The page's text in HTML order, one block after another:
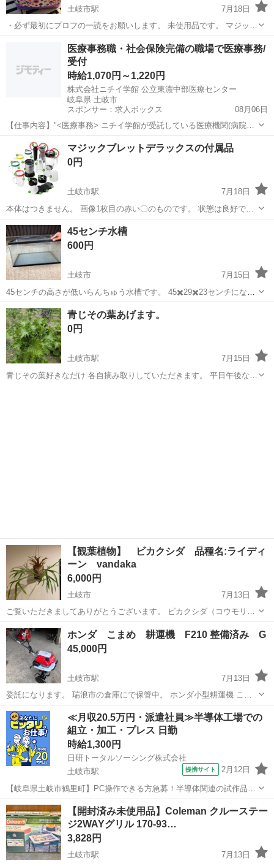
土岐市駅
7月18日
・必ず最初にプロフの一読をお願いします。 未使用品です。 マジック
テープ式なので中の仕切りは取り外せます。 ・お値下げ交渉は受け付
けておりません。
土岐市 土岐市駅 家庭用品 エコバッグ
医療事務職・社会保険完備の職場で医療事務/
受付
時給1,070円～1,220円
株式会社ニチイ学館 公立東濃中部医療センター
岐阜県 土岐市
スポンサー：求人ボックス
08月06日
【仕事内容】"<医療事務> ニチイ学館が受託している医療機関(病院・
クリニック)での事務のお仕事です。 「医療事務」といっても、受付や
会計、案内、診療報酬請求に関する業務(レセプト点検・算定等)、デー
タ入力等、就業先によって仕事内...
アルバイト・パート
マジックブレットデラックスの付属品
0円
土岐市駅
7月18日
本体はつきません。 画像1枚目の赤い〇のものです。 状態は良好で
す。
岐阜 土岐市 土岐市駅 調理器具
45センチ水槽
600円
土岐市
7月15日
45センチの高さが低いらんちゅう水槽です。 45✖️29✖️23センチになり
ます。 6個あるので複数購入も歓迎します。 発送はしませんので、取
りに来れる方のみお願い致します
岐阜 土岐市 水槽
青じその葉あげます。
0円
土岐市駅
7月15日
青じその葉好きなだけ 各自摘み取りしていただきます。 平日午後なら
【観葉植物】 ビカクシダ 品種名:ライディ
ーン vandaka
6,000円
土岐市
7月13日
ご覧いただきましてありがとうございます。 ビカクシダ（コウモリラ
ン） 品種名：ライディーン ビカクシダ専門店のvandaka plantsにて購
入したライディーンの子株をお譲りしたいと思います。自宅スペース
がいっぱいいっ...
岐阜 土岐市 家庭用品
ホンダ こまめ 耕運機 F210 整備済み G
45,000円
土岐市駅
7月13日
委託になります。 瑞浪市の倉庫にで保管中。 ホンダ小型耕運機 こま
めF210型 女性、年配の方でも使いやすいモデルです。 オイル交換 オ
イルシール交換(2箇所) してあります。 リコイル1発始動、異音なく調
子良いです。...
岐阜 土岐市 土岐市駅 その他 耕運機
≪月収20.5万円・派遣社員≫半導体工場での
組立・加工・プレス 日勤
時給1,300円
日研トータルソーシング株式会社
土岐市駅
提携サイト 2月12日
【岐阜県土岐市鶴里町】PC操作できる方急募！半導体関連の試作品製
造《お仕事No.7A302-JS》 お仕事について 半導体関連の試作品製造。
機械のモニター操作や、基板を丁寧に機械へセットする作業です。機
械に投入した際の記録...
岐阜 土岐市 土岐市駅 その他
【開封済み未使用品】Coleman クルーステー
ジ2WAYグリル 170-93…
3,828円
土岐市駅
7月13日